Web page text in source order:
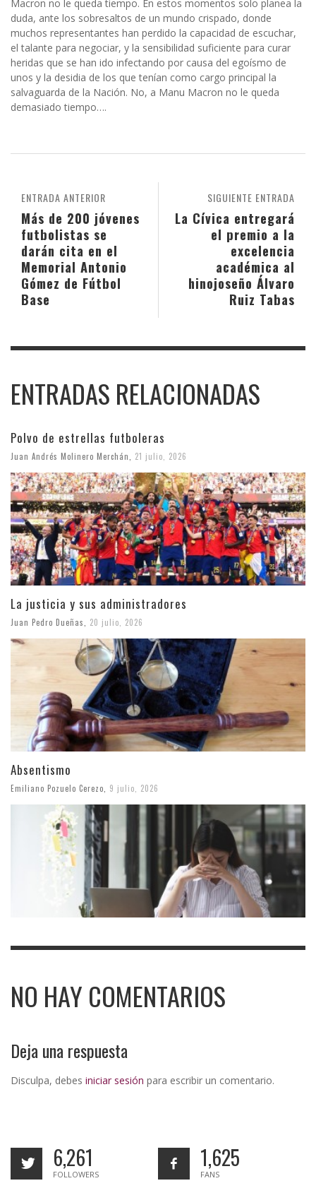
Macron no le queda tiempo. En estos momentos solo planea la
duda, ante los sobresaltos de un mundo crispado, donde
muchos representantes han perdido la capacidad de escuchar,
el talante para negociar, y la sensibilidad suficiente para curar
heridas que se han ido infectando por causa del egoísmo de
unos y la desidia de los que tenían como cargo principal la
salvaguarda de la Nación. No, a Manu Macron no le queda
demasiado tiempo….
SIGUIENTE ENTRADA
La Cívica entregará
el premio a la
excelencia
académica al
hinojoseño Álvaro
Ruiz Tabas
ENTRADA ANTERIOR
Más de 200 jóvenes
futbolistas se
darán cita en el
Memorial Antonio
Gómez de Fútbol
Base
ENTRADAS RELACIONADAS
Polvo de estrellas futboleras
Juan Andrés Molinero Merchán 21 julio, 2026
La justicia y sus administradores
Juan Pedro Dueñas 20 julio, 2026
Absentismo
Emiliano Pozuelo Cerezo 9 julio, 2026
NO HAY COMENTARIOS
Deja una respuesta
Disculpa, debes iniciar sesión para escribir un comentario.
6,261
FOLLOWERS
1,625
FANS